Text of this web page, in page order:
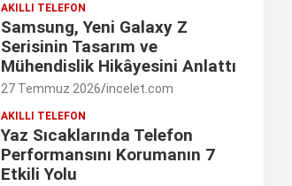
AKILLI TELEFON
Samsung, Yeni Galaxy Z
Serisinin Tasarım ve
Mühendislik Hikâyesini Anlattı
27 Temmuz 2026 incelet.com
AKILLI TELEFON
Yaz Sıcaklarında Telefon
Performansını Korumanın 7
Etkili Yolu